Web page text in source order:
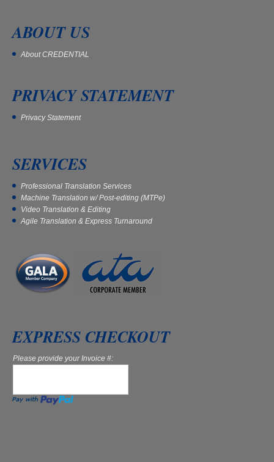
ABOUT US
About CREDENTIAL
PRIVACY STATEMENT
Privacy Statement
SERVICES
Professional Translation Services
Machine Translation w/ Post-editing (MTPe)
Video Translation & Editing
Agile Translation & Express Turnaround
EXPRESS CHECKOUT
Please provide your Invoice #: